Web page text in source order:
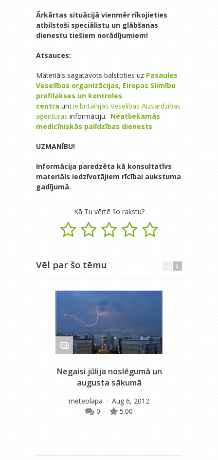
Ārkārtas situācijā vienmēr rīkojieties
atbilstoši speciālistu un glābšanas
dienestu tiešiem norādījumiem!
Atsauces:
Materiāls sagatavots balstoties uz Pasaules
Veselības organizācijas, Eiropas Slimību
profilakses un kontroles
centra unLielbritānijas Veselības Aizsardzības
aģentūras informāciju. Neatliekamās
medicīniskās palīdzības dienests
UZMANĪBU!
Informācija paredzēta kā konsultatīvs
materiāls iedzīvotājiem rīcībai aukstuma
gadījumā.
Kā Tu vērtē šo rakstu?
Vēl par šo tēmu
Negaisi jūlija noslēgumā un
augusta sākumā
meteolapa · Aug 6, 2012
0 · 5.00